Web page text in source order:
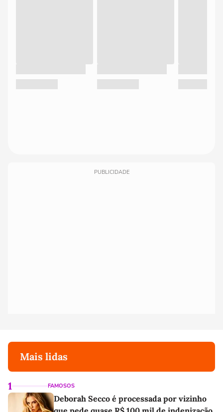
PUBLICIDADE
Mais lidas
1 FAMOSOS
Deborah Secco é processada por vizinho